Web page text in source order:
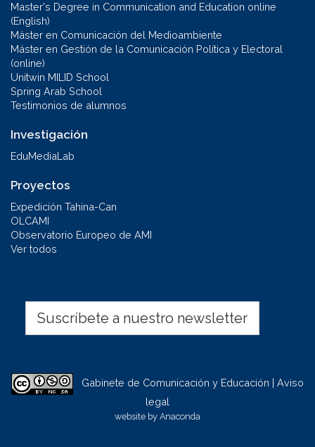
Master's Degree in Communication and Education online
(English)
Máster en Comunicación del Medioambiente
Máster en Gestión de la Comunicación Política y Electoral
(online)
Unitwin MILID School
Spring Arab School
Testimonios de alumnos
Investigación
EduMediaLab
Proyectos
Expedición Tahina-Can
OLCAMI
Observatorio Europeo de AMI
Ver todos
Suscríbete a nuestro newsletter
Gabinete de Comunicación y Educación | Aviso
legal
website by Anaconda